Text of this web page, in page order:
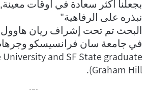
بجعلنا أكثر سعادة في أوقات
نبذره على الرفاهية"
البحث تم تحت إشراف ريان
and SF State graduate
Graham Hill).